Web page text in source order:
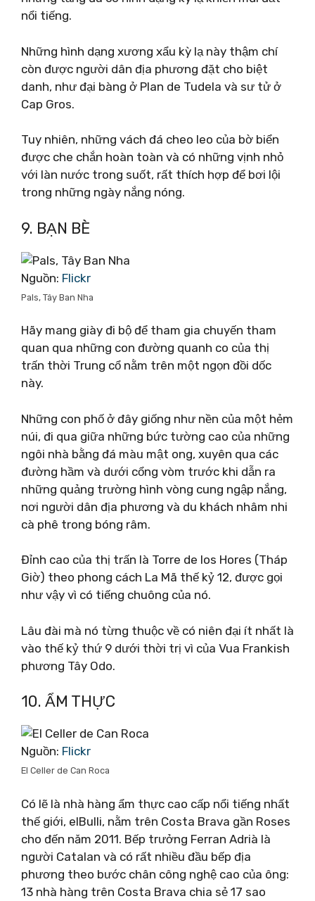
nổi tiếng.
Những hình dạng xương xẩu kỳ lạ này thậm chí
còn được người dân địa phương đặt cho biệt
danh, như đại bàng ở Plan de Tudela và sư tử ở
Cap Gros.
Tuy nhiên, những vách đá cheo leo của bờ biển
được che chắn hoàn toàn và có những vịnh nhỏ
với làn nước trong suốt, rất thích hợp để bơi lội
trong những ngày nắng nóng.
9. BẠN BÈ
Nguồn: Flickr
Pals, Tây Ban Nha
Hãy mang giày đi bộ để tham gia chuyến tham
quan qua những con đường quanh co của thị
trấn thời Trung cổ nằm trên một ngọn đồi dốc
này.
Những con phố ở đây giống như nền của một hẻm
núi, đi qua giữa những bức tường cao của những
ngôi nhà bằng đá màu mật ong, xuyên qua các
đường hầm và dưới cổng vòm trước khi dẫn ra
những quảng trường hình vòng cung ngập nắng,
nơi người dân địa phương và du khách nhâm nhi
cà phê trong bóng râm.
Đỉnh cao của thị trấn là Torre de los Hores (Tháp
Giờ) theo phong cách La Mã thế kỷ 12, được gọi
như vậy vì có tiếng chuông của nó.
Lâu đài mà nó từng thuộc về có niên đại ít nhất là
vào thế kỷ thứ 9 dưới thời trị vì của Vua Frankish
phương Tây Odo.
10. ẨM THỰC
Nguồn: Flickr
El Celler de Can Roca
Có lẽ là nhà hàng ẩm thực cao cấp nổi tiếng nhất
thế giới, elBulli, nằm trên Costa Brava gần Roses
cho đến năm 2011. Bếp trưởng Ferran Adrià là
người Catalan và có rất nhiều đầu bếp địa
phương theo bước chân công nghệ cao của ông:
13 nhà hàng trên Costa Brava chia sẻ 17 sao